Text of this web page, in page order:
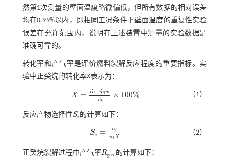
然第1次测量的壁面温度略微偏低，但所有数据的相对误差
均在0.99%以内，即相同工况条件下壁面温度的重复性实验
误差在允许范围内，说明在上述装置中测量的实验数据是
准确可靠的。
转化率和产气率是评价燃料裂解反应程度的重要指标。实
验中正癸烷的转化率X表示为：
X = m
˙−m
˙ lw
m
˙ × 100%
X= m˙- m˙lwm˙× 100% （1）
反应产物选择性Si
Si 的计算如下：
Si = ni
nf X
Si= nin fX （2）
正癸烷裂解过程中产气率Rgas
Rgas 的计算如下：